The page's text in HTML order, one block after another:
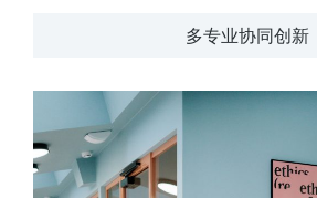
多专业协同创新